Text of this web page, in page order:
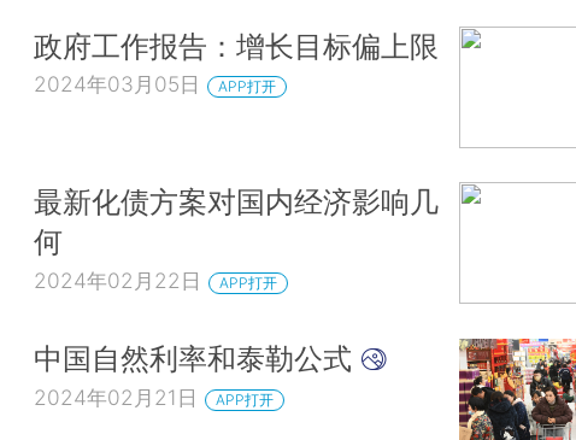
政府工作报告：增长目标偏上限
2024年03月05日 APP打开
最新化债方案对国内经济影响几
何
2024年02月22日 APP打开
中国自然利率和泰勒公式
2024年02月21日 APP打开